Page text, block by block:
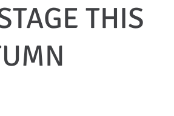
THIS